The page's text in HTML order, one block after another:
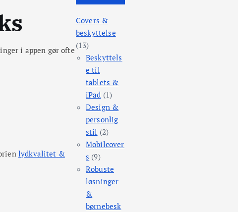
i appen gør ofte
lydkvalitet &
Covers &
beskyttelse
(13)
Beskyttels
e til
tablets &
iPad (1)
Design &
personlig
stil (2)
Mobilcover
s (9)
Robuste
løsninger
&
børnebesk